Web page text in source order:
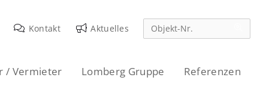
Kontakt Aktuelles
/ Vermieter Lomberg Gruppe Referenzen